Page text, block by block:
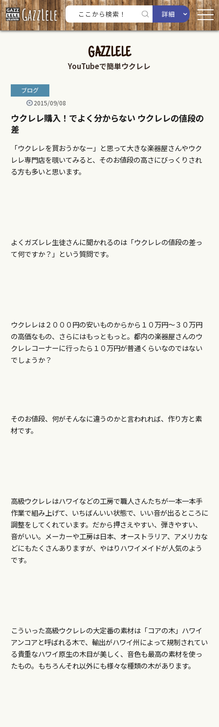
詳細
GAZZLELE
YouTubeで簡単ウクレレ
ブログ
2015/09/08
ウクレレ購入！でよく分からない ウクレレの値段の
差
「ウクレレを買おうかなー」と思って大きな楽器屋さんやウク
レレ専門店を覗いてみると、そのお値段の高さにびっくりされ
る方も多いと思います。
よくガズレレ生徒さんに聞かれるのは「ウクレレの値段の差っ
て何ですか？」という質問です。
ウクレレは２０００円の安いものからから１０万円～３０万円
の高価なもの、さらにはもっともっと。都内の楽器屋さんのウ
クレレコーナーに行ったら１０万円が普通くらいなのではない
でしょうか？
そのお値段、何がそんなに違うのかと言われれば、作り方と素
材です。
高級ウクレレはハワイなどの工房で職人さんたちが一本一本手
作業で組み上げて、いちばんいい状態で、いい音が出るところに
調整をしてくれています。だから押さえやすい、弾きやすい、
音がいい。メーカーや工房は日本、オーストラリア、アメリカな
どにもたくさんありますが、やはりハワイメイドが人気のよう
です。
こういった高級ウクレレの大定番の素材は「コアの木」ハワイ
アンコアと呼ばれる木で、輸出がハワイ州によって規制されてい
る貴重なハワイ原生の木目が美しく、音色も最高の素材を使っ
たもの。もちろんそれ以外にも様々な種類の木があります。